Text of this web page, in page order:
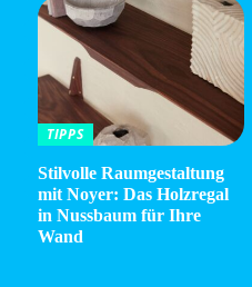
TIPPS
Stilvolle Raumgestaltung
mit Noyer: Das Holzregal
in Nussbaum für Ihre
Wand